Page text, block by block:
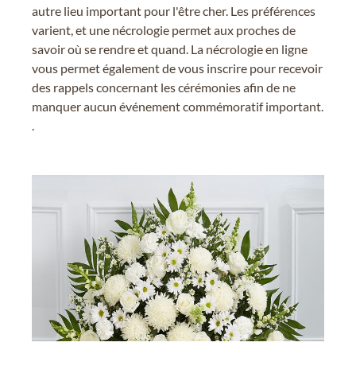
autre lieu important pour l'être cher. Les préférences
varient, et une nécrologie permet aux proches de
savoir où se rendre et quand. La nécrologie en ligne
vous permet également de vous inscrire pour recevoir
des rappels concernant les cérémonies afin de ne
manquer aucun événement commémoratif important.